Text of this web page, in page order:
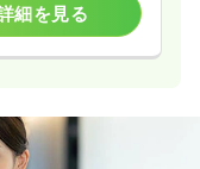
細を見る